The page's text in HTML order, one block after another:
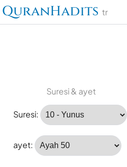
QuranHadits tr
Suresi & ayet
Suresi:
ayet: